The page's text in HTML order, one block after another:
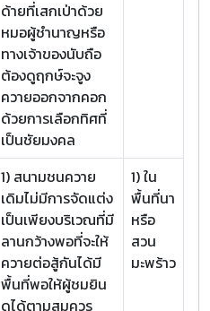
ด้ายที่เสกเป่าด้วย
หมอผู้ชำนาญหรือ
ทางเจ้าของนับถือ
ต้องดูฤกษ์จะจูง
ควายออกจากคอก
ด้วยการเลือกทิศที่
เป็นชัยมงคล
1) สนามชนควาย
เดิมไม่มีการจัดแต่ง
เป็นเพียงบริเวณที่มี
ลานกว้างพอที่จะให้
ควายต่อสู้กันได้มี
พื้นที่พอให้ผู้ชมยิน
ดูได้ตามสมควร
1) ใน
พื้นที่นา
หรือ
สวน
มะพร้าว